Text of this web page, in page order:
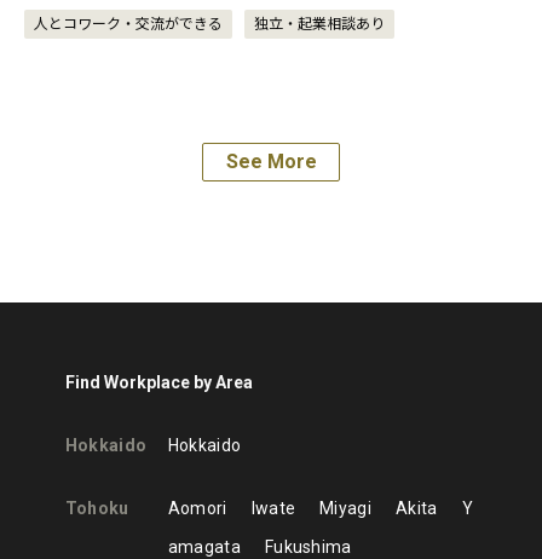
人とコワーク・交流ができる 独立・起業相談あり
See More
Find Workplace by Area
Hokkaido Hokkaido
Tohoku Aomori Iwate Miyagi Akita
Y
amagata
Fukushima